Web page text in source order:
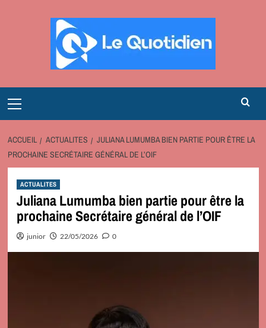
Menu
ACCUEIL ACTUALITES
JULIANA LUMUMBA BIEN PARTIE POUR ÊTRE LA
PROCHAINE SECRÉTAIRE GÉNÉRAL DE L’OIF
ACTUALITES
Juliana Lumumba bien partie pour être la
prochaine Secrétaire général de l’OIF
junior 22/05/2026 0